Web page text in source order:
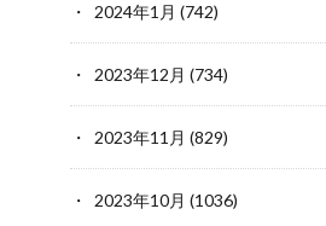
2024年1月 (742)
2023年12月 (734)
2023年11月 (829)
2023年10月 (1036)